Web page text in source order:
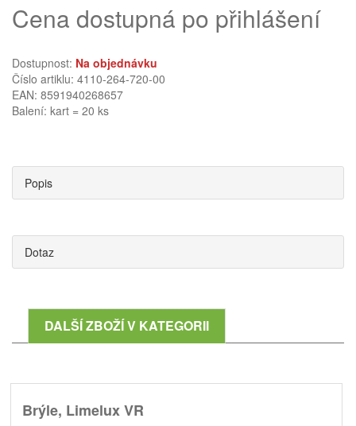
Cena dostupná po přihlášení
Dostupnost: Na objednávku
Číslo artiklu: 4110-264-720-00
EAN: 8591940268657
Balení: kart = 20 ks
Popis
Dotaz
DALŠÍ ZBOŽÍ V KATEGORII
Brýle, Limelux VR